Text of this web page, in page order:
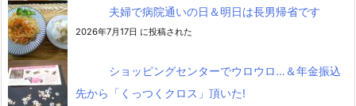
夫婦で病院通いの日＆明日は長男帰省です
2026年7月17日 に投稿された
ショッピングセンターでウロウロ…＆年金振込
先から「くっつくクロス」頂いた!